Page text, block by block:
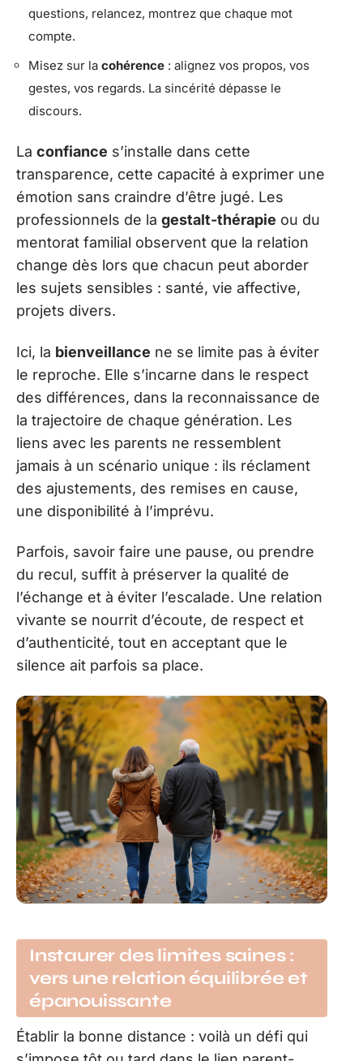
questions, relancez, montrez que chaque mot
compte.
Misez sur la cohérence : alignez vos propos, vos
gestes, vos regards. La sincérité dépasse le
discours.
La confiance s’installe dans cette
transparence, cette capacité à exprimer une
émotion sans craindre d’être jugé. Les
professionnels de la gestalt-thérapie ou du
mentorat familial observent que la relation
change dès lors que chacun peut aborder
les sujets sensibles : santé, vie affective,
projets divers.
Ici, la bienveillance ne se limite pas à éviter
le reproche. Elle s’incarne dans le respect
des différences, dans la reconnaissance de
la trajectoire de chaque génération. Les
liens avec les parents ne ressemblent
jamais à un scénario unique : ils réclament
des ajustements, des remises en cause,
une disponibilité à l’imprévu.
Parfois, savoir faire une pause, ou prendre
du recul, suffit à préserver la qualité de
l’échange et à éviter l’escalade. Une relation
vivante se nourrit d’écoute, de respect et
d’authenticité, tout en acceptant que le
silence ait parfois sa place.
Instaurer des limites saines :
vers une relation équilibrée et
épanouissante
Établir la bonne distance : voilà un défi qui